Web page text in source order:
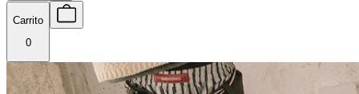
Carrito
0